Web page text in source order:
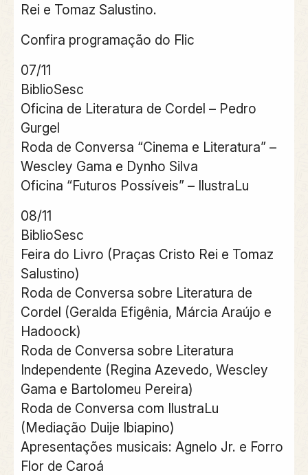
Rei e Tomaz Salustino.
Confira programação do Flic
07/11
BiblioSesc
Oficina de Literatura de Cordel – Pedro
Gurgel
Roda de Conversa “Cinema e Literatura” –
Wescley Gama e Dynho Silva
Oficina “Futuros Possíveis” – IlustraLu
08/11
BiblioSesc
Feira do Livro (Praças Cristo Rei e Tomaz
Salustino)
Roda de Conversa sobre Literatura de
Cordel (Geralda Efigênia, Márcia Araújo e
Hadoock)
Roda de Conversa sobre Literatura
Independente (Regina Azevedo, Wescley
Gama e Bartolomeu Pereira)
Roda de Conversa com IlustraLu
(Mediação Duije Ibiapino)
Apresentações musicais: Agnelo Jr. e Forro
Flor de Caroá